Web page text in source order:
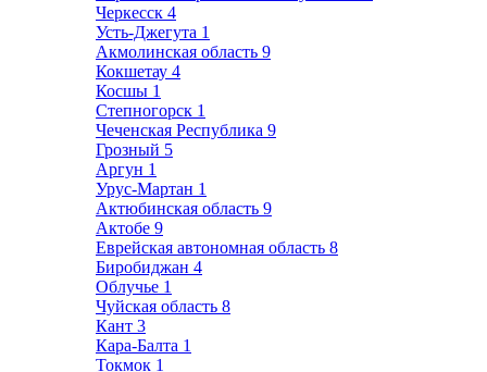
Черкесск 4
Усть-Джегута 1
Акмолинская область 9
Кокшетау 4
Косшы 1
Степногорск 1
Чеченская Республика 9
Грозный 5
Аргун 1
Урус-Мартан 1
Актюбинская область 9
Актобе 9
Еврейская автономная область 8
Биробиджан 4
Облучье 1
Чуйская область 8
Кант 3
Кара-Балта 1
Токмок 1